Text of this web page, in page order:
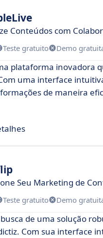
Conteúdos com
Teste gratuito Demo
plataforma inovadora
uma interface
de maneira
Seu Marketing de
Teste gratuito Demo
de uma solução
Com sua interface